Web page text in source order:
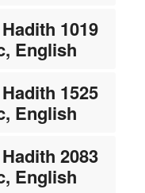
1019
English
1525
English
2083
English